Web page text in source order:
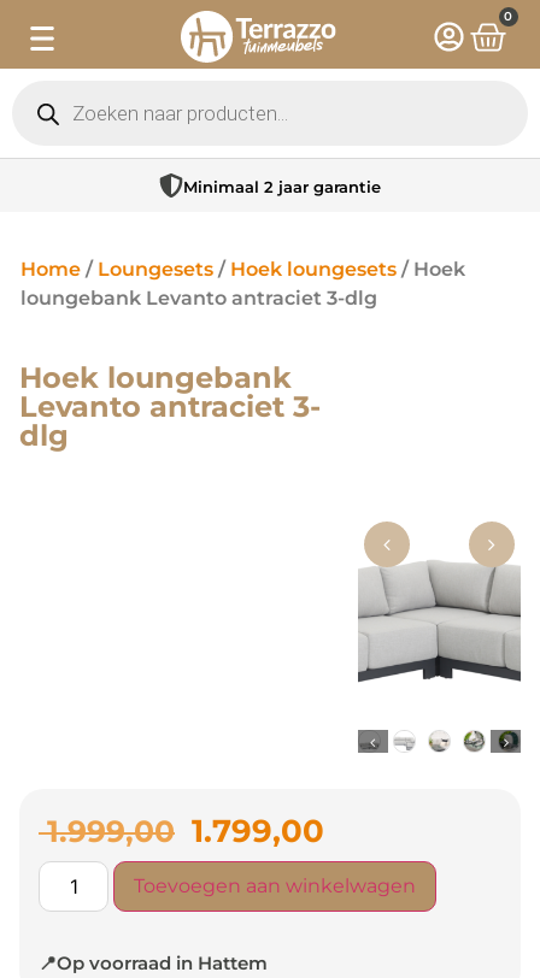
0
Minimaal 2 jaar garantie
Home / Loungesets / Hoek loungesets / Hoek
loungebank Levanto antraciet 3-dlg
Hoek loungebank
Levanto antraciet 3-
dlg
1.999,00 1.799,00
Toevoegen aan winkelwagen
📍Op voorraad in Hattem